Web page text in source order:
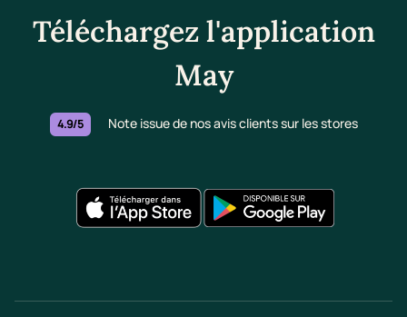
Téléchargez l'application
May
4.9/5 Note issue de nos avis clients sur les stores